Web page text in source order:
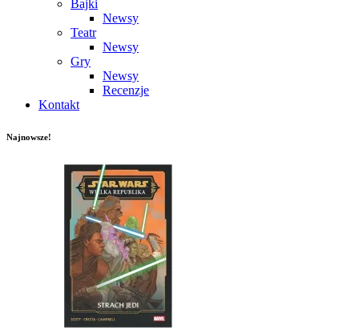
Bajki
Newsy
Teatr
Newsy
Gry
Newsy
Recenzje
Kontakt
Najnowsze!